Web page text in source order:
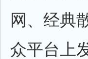
网、经典
众平台上